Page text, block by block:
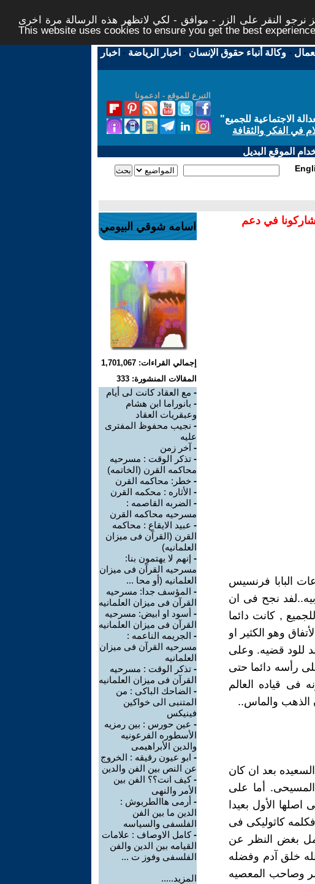
النقر على الزر - موافق - لكي لاتظهر هذه الرسالة مرة اخرى -
This website uses cookies to ensure you get the best
-وكالة أنباء حقوق الإنسان - اخبار الرياضة - اخبار
التبرع للموقع - ادعمونا
الاجتماعية للجميع"
في الفكر والثقافة
الموقع البديل
في دعم
البابا فرنسيس
نجح فى ان
, كانت دائما
وهو الكثير او
للود قضيه. وعلى
رأسه دائما حتى
قياده العالم
الذهب والماس..
بعد ان كان
المسيحى. أما على
اصلها الأول بعيدا
كاثوليكى فى
بغض النظر عن
خلق آدم وفضله
وصاحب المعصيه
اسامه شوقي البيومي
إجمالي القراءات: 1,701,067
المقالات المنشورة: 333
- مع العقاد كانت لى أيام
- بانوراما ابن هشام
وعبقريات العقاد
- نجيب محفوظ المفترى
عليه
- آخر زمن
- تذكر الوقت : مسرحيه
محاكمه القرن (الخاتمه)
- خطر: محاكمه القرن
- الأثاره : محكمه القرن
- الضربه القاصمه :
مسرحيه محاكمه القرن
- عبيد الايقاع : محاكمه
القرن (القرآن فى ميزان
العلمانيه)
- إنهم لا يهتمون بنا:
مسرحيه القرآن فى ميزان
العلمانيه (أو محا ...
- المؤسف جدا: مسرحيه
القرآن فى ميزان العلمانيه
- أسود او ابيض: مسرحيه
القرآن فى ميزان العلمانيه
- الجريمه الناعمه :
مسرحيه القرآن فى ميزان
العلمانيه
- تذكر الوقت : مسرحيه
القرآن فى ميزان العلمانيه
- الضاحك الباكى : من
المتنبى الى خواكين
فينيكس
- عين حورس : بين رمزيه
الأسطوره الفرعونيه
والدين الأبراهيمى
- ابو عيون رقيقه : الخروج
عن النص بين الفن والدين
-كيف انت؟؟ الفن بين
الأمر والنهى
- أرمى هاالطربوش :
الدين ما بين الفن
الفلسفى والسياسه
-كامل الاوصاف : علامات
القيامه بين الدين والفن
الفلسفى وفوز ت ...
المزيد.....